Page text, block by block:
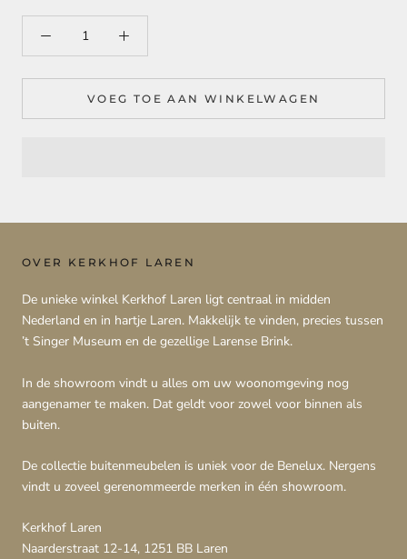
VOEG TOE AAN WINKELWAGEN
OVER KERKHOF LAREN
De unieke winkel Kerkhof Laren ligt centraal in midden
Nederland en in hartje Laren. Makkelijk te vinden, precies tussen
’t Singer Museum en de gezellige Larense Brink.
In de showroom vindt u alles om uw woonomgeving nog
aangenamer te maken. Dat geldt voor zowel voor binnen als
buiten.
De collectie buitenmeubelen is uniek voor de Benelux. Nergens
vindt u zoveel gerenommeerde merken in één showroom.
Kerkhof Laren
Naarderstraat 12-14, 1251 BB Laren